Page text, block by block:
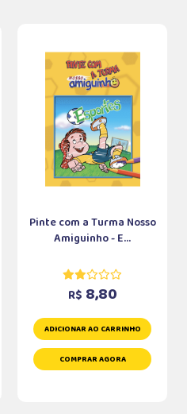
Pinte com a Turma Nosso
Amiguinho - E...
R$ 8,80
ADICIONAR AO CARRINHO
COMPRAR AGORA